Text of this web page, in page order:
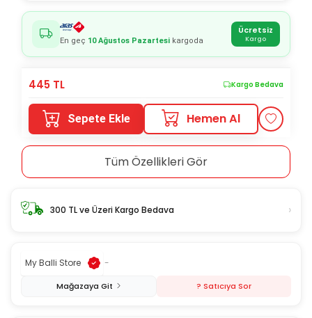
En geç 10 Ağustos Pazartesi kargoda
Ücretsiz
Kargo
445 TL Kargo Bedava
Sepete Ekle Hemen Al
Tüm Özellikleri Gör
300 TL ve Üzeri Kargo Bedava ›
My Balli Store -
Mağazaya Git ? Satıcıya Sor